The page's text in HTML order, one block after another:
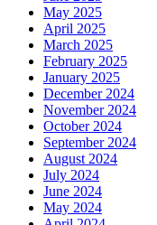
May 2025
April 2025
March 2025
February 2025
January 2025
December 2024
November 2024
October 2024
September 2024
August 2024
July 2024
June 2024
May 2024